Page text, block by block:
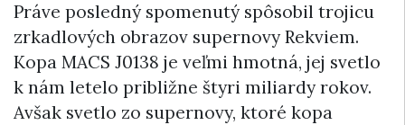
Práve posledný spomenutý spôsobil trojicu
zrkadlových obrazov supernovy Rekviem.
Kopa MACS J0138 je veľmi hmotná, jej svetlo
k nám letelo približne štyri miliardy rokov.
Avšak svetlo zo supernovy, ktoré kopa